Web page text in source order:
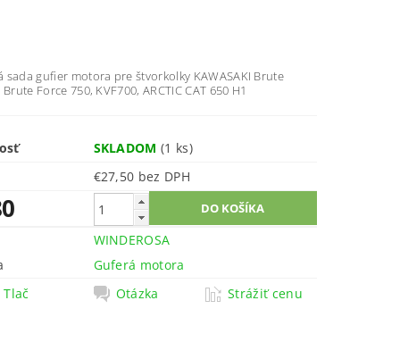
sada gufier motora pre štvorkolky KAWASAKI Brute
Force 750, KVF700, ARCTIC CAT 650 H1
SKLADOM(1 ks)
€27,50 bez DPH
WINDEROSA
Guferá motora
Tlač
Otázka Strážiť cenu